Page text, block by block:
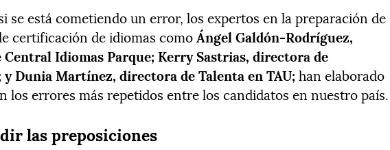
se está cometiendo un error, los expertos en la preparación de
certificación de idiomas comoÁngel Galdón-Rodríguez,
Idiomas Parque; Kerry Sastrias, directora de
y Dunia Martínez, directora de Talenta en TAU;han elaborado
los errores más repetidos entre los candidatos en nuestro país.
las preposiciones